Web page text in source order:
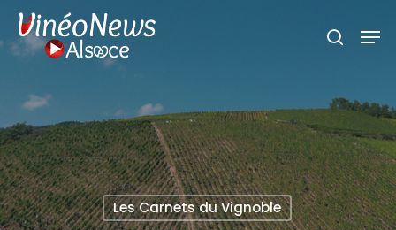
Skip
to
content
search
Les Carnets du Vignoble